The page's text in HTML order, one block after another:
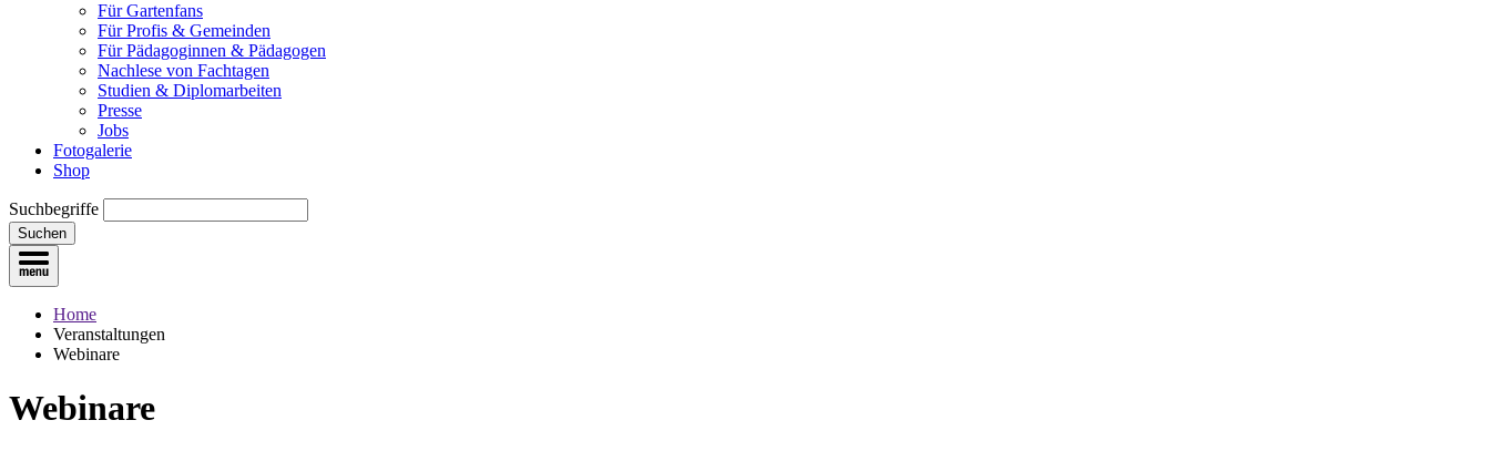
Für Gartenfans
Für Profis & Gemeinden
Für Pädagoginnen & Pädagogen
Nachlese von Fachtagen
Studien & Diplomarbeiten
Presse
Jobs
Fotogalerie
Shop
Suchbegriffe
Suchen
Home
Veranstaltungen
Webinare
Webinare